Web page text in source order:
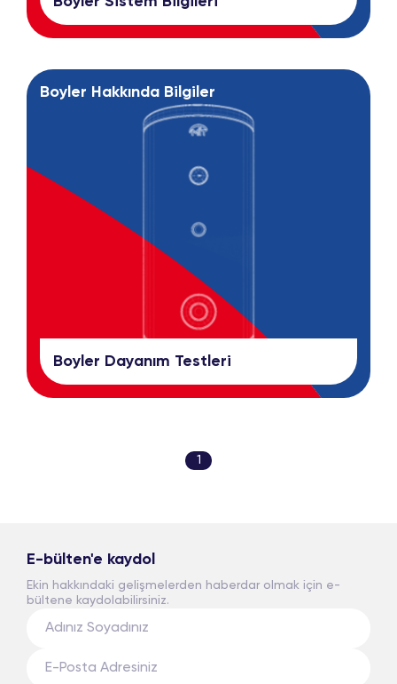
Boyler Hakkında Bilgiler
Boyler Dayanım Testleri
1
E-bülten'e kaydol
Ekin hakkındaki gelişmelerden haberdar olmak için e-
bültene kaydolabilirsiniz.